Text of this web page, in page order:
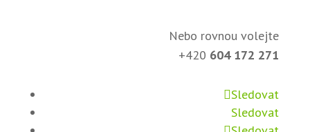
Nebo rovnou volejte
+420 604 172 271
Sledovat
Sledovat